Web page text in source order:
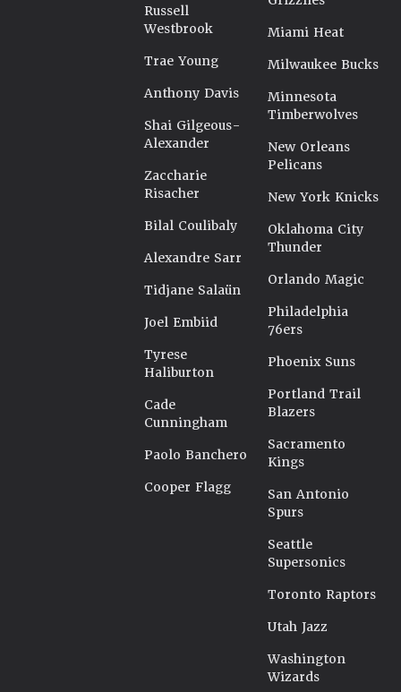
Russell
Westbrook
Trae Young
Anthony Davis
Shai Gilgeous-
Alexander
Zaccharie
Risacher
Bilal Coulibaly
Alexandre Sarr
Tidjane Salaün
Joel Embiid
Tyrese
Haliburton
Cade
Cunningham
Paolo Banchero
Cooper Flagg
Miami Heat
Milwaukee Bucks
Minnesota
Timberwolves
New Orleans
Pelicans
New York Knicks
Oklahoma City
Thunder
Orlando Magic
Philadelphia
76ers
Phoenix Suns
Portland Trail
Blazers
Sacramento
Kings
San Antonio
Spurs
Seattle
Supersonics
Toronto Raptors
Utah Jazz
Washington
Wizards